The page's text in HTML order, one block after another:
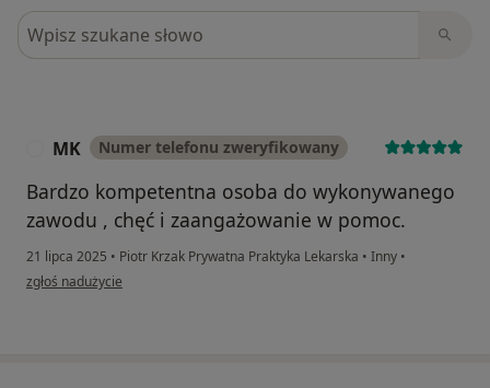
Szukaj w opiniach
MK Numer telefonu zweryfikowany
Bardzo kompetentna osoba do wykonywanego
zawodu , chęć i zaangażowanie w pomoc.
21 lipca 2025 • Piotr Krzak Prywatna Praktyka Lekarska • Inny •
w opinii użytkownika MK
zgłoś nadużycie